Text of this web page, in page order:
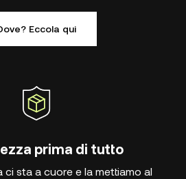
Eccola qui
prima di tutto
ci sta a cuore e la mettiamo al